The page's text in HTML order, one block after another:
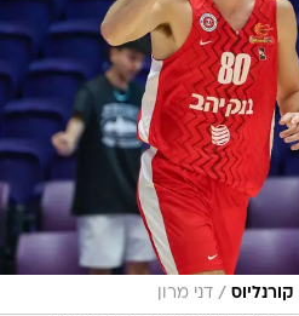
/ דני מרון